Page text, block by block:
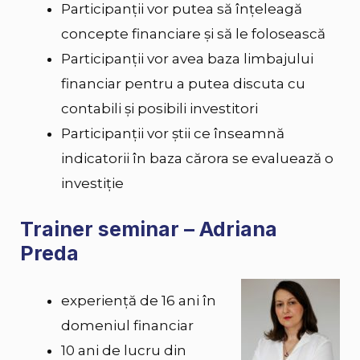
Participanții vor putea să înțeleagă
concepte financiare și să le folosească
Participanții vor avea baza limbajului
financiar pentru a putea discuta cu
contabili și posibili investitori
Participanții vor știi ce înseamnă
indicatorii în baza cărora se evaluează o
investiție
Trainer seminar – Adriana
Preda
experiență de 16 ani în
domeniul financiar
10 ani de lucru din